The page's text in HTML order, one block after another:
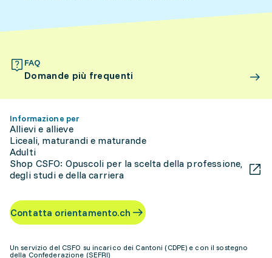
FAQ
Domande più frequenti
Informazione per
Allievi e allieve
Liceali, maturandi e maturande
Adulti
Shop CSFO: Opuscoli per la scelta della professione,
degli studi e della carriera
Contatta orientamento.ch
Un servizio del CSFO su incarico dei Cantoni (CDPE) e con il sostegno
della Confederazione (SEFRI)